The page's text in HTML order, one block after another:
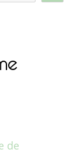
de